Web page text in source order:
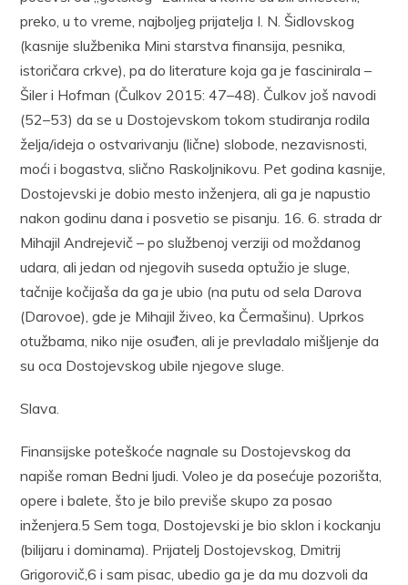
preko, u to vreme, najboljeg prijatelja I. N. Šidlovskog
(kasnije službenika Mini starstva finansija, pesnika,
istoričara crkve), pa do literature koja ga je fascinirala –
Šiler i Hofman (Čulkov 2015: 47–48). Čulkov još navodi
(52–53) da se u Dostojevskom tokom studiranja rodila
želja/ideja o ostvarivanju (lične) slobode, nezavisnosti,
moći i bogastva, slično Raskoljnikovu. Pet godina kasnije,
Dostojevski je dobio mesto inženjera, ali ga je napustio
nakon godinu dana i posvetio se pisanju. 16. 6. strada dr
Mihajil Andrejevič – po službenoj verziji od moždanog
udara, ali jedan od njegovih suseda optužio je sluge,
tačnije kočijaša da ga je ubio (na putu od sela Darova
(Darovoe), gde je Mihajil živeo, ka Čermašinu). Uprkos
otužbama, niko nije osuđen, ali je prevladalo mišljenje da
su oca Dostojevskog ubile njegove sluge.
Slava.
Finansijske poteškoće nagnale su Dostojevskog da
napiše roman Bedni ljudi. Voleo je da posećuje pozorišta,
opere i balete, što je bilo previše skupo za posao
inženjera.5 Sem toga, Dostojevski je bio sklon i kockanju
(bilijaru i dominama). Prijatelj Dostojevskog, Dmitrij
Grigorovič,6 i sam pisac, ubedio ga je da mu dozvoli da